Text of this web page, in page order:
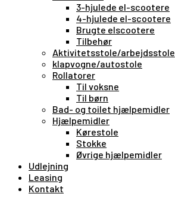
3-hjulede el-scootere
4-hjulede el-scootere
Brugte elscootere
Tilbehør
Aktivitetsstole/arbejdsstole
klapvogne/autostole
Rollatorer
Til voksne
Til børn
Bad- og toilet hjælpemidler
Hjælpemidler
Kørestole
Stokke
Øvrige hjælpemidler
Udlejning
Leasing
Kontakt